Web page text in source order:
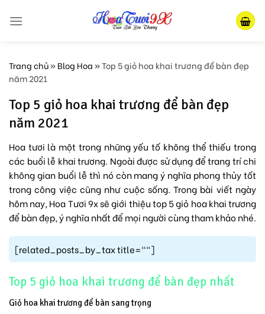
Trang chủ»Blog Hoa»Top 5 giỏ hoa khai trương để bàn đẹp
năm 2021
Top 5 giỏ hoa khai trương để bàn đẹp
năm 2021
Hoa tươi là một trong những yếu tố không thể thiếu trong
các buổi lễ khai trương. Ngoài được sử dụng để trang trí chi
không gian buổi lễ thì nó còn mang ý nghĩa phong thủy tốt
trong công việc cũng như cuộc sống. Trong bài viết ngày
hôm nay, Hoa Tươi 9x sẽ giới thiệu top 5 giỏ hoa khai trương
để bàn đẹp, ý nghĩa nhất để mọi người cùng tham khảo nhé.
[related_posts_by_tax title=""]
Top 5 giỏ hoa khai trương để bàn đẹp nhất
Giỏ hoa khai trương để bàn sang trọng